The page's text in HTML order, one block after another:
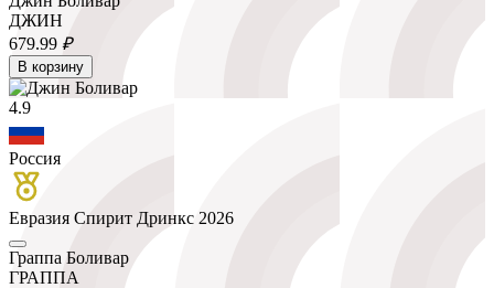
ДЖИН
679.99 ₽
В корзину
4.9
Россия
Евразия Спирит Дринкс 2026
Граппа Боливар
ГРАППА